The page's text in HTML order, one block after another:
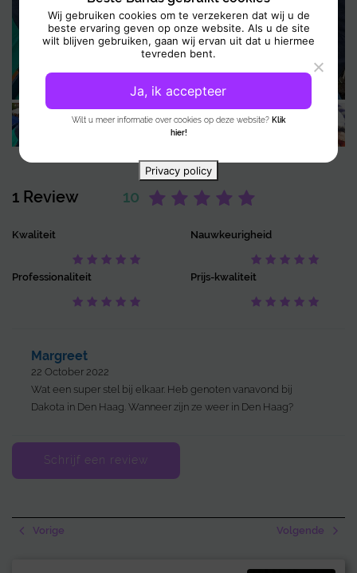
uitstraling. Waar nodig tekstueel scherp, met een enorme drang naar
perfectie. Dit maakt de hooggespannen verwachtingen iedere keer
weer waar.
1 Review 10
Kwaliteit
Professionaliteit
Nauwkeurigheid
Prijs-kwaliteit
Margreet
22 October 2022
Wat een super stel bij elkaar. Heb genoten vanavond bij
Dakota in Den Haag. Wanneer zijn ze weer in Den Haag?
Schrijf een review
Vorige Volgende
Wij gebruiken cookies om te verzekeren dat wij u de
beste ervaring geven op onze website. Als u de site
wilt blijven gebruiken, gaan wij ervan uit dat u hiermee
tevreden bent.
Wilt u meer informatie over cookies op deze website? Klik
hier!
Ja, ik accepteer
Privacy policy